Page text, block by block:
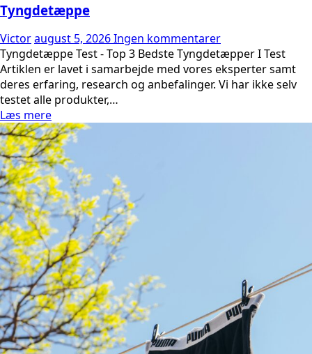
Tyngdetæppe
Victoraugust 5, 2026Ingen kommentarer
Tyngdetæppe Test - Top 3 Bedste Tyngdetæpper I Test
Artiklen er lavet i samarbejde med vores eksperter samt
deres erfaring, research og anbefalinger. Vi har ikke selv
testet alle produkter,…
Læs mere